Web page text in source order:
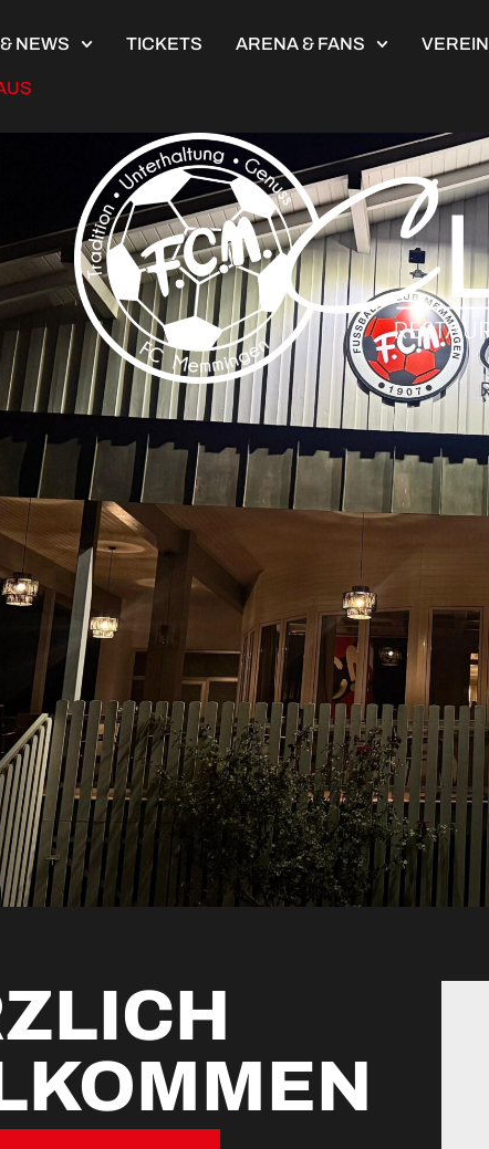
NEWS TICKETS ARENA & FANS VEREIN